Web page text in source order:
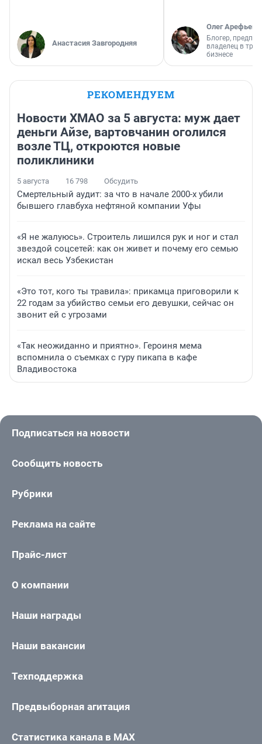
Анастасия Завгородняя
Олег Арефьев
Блогер,
владелец в
бизнесе
РЕКОМЕНДУЕМ
Новости ХМАО за 5 августа: муж дает
деньги Айзе, вартовчанин оголился
возле ТЦ, откроются новые
поликлиники
5 августа 16 798 Обсудить
Смертельный аудит: за что в начале 2000-х убили
бывшего главбуха нефтяной компании Уфы
«Я не жалуюсь». Строитель лишился рук и ног и стал
звездой соцсетей: как он живет и почему его семью
искал весь Узбекистан
«Это тот, кого ты травила»: прикамца приговорили к
22 годам за убийство семьи его девушки, сейчас он
звонит ей с угрозами
«Так неожиданно и приятно». Героиня мема
вспомнила о съемках с гуру пикапа в кафе
Владивостока
Подписаться на новости
Сообщить новость
Рубрики
Реклама на сайте
Прайс-лист
О компании
Наши награды
Наши вакансии
Техподдержка
Предвыборная агитация
Статистика канала в MAX